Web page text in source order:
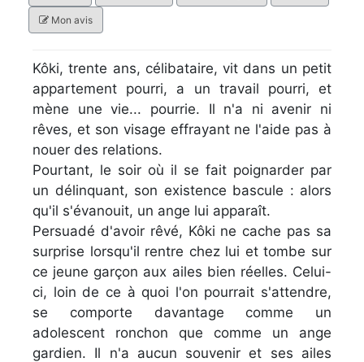
Mon avis
Kôki, trente ans, célibataire, vit dans un petit
appartement pourri, a un travail pourri, et
mène une vie... pourrie. Il n'a ni avenir ni
rêves, et son visage effrayant ne l'aide pas à
nouer des relations.
Pourtant, le soir où il se fait poignarder par
un délinquant, son existence bascule : alors
qu'il s'évanouit, un ange lui apparaît.
Persuadé d'avoir rêvé, Kôki ne cache pas sa
surprise lorsqu'il rentre chez lui et tombe sur
ce jeune garçon aux ailes bien réelles. Celui-
ci, loin de ce à quoi l'on pourrait s'attendre,
se comporte davantage comme un
adolescent ronchon que comme un ange
gardien. Il n'a aucun souvenir et ses ailes